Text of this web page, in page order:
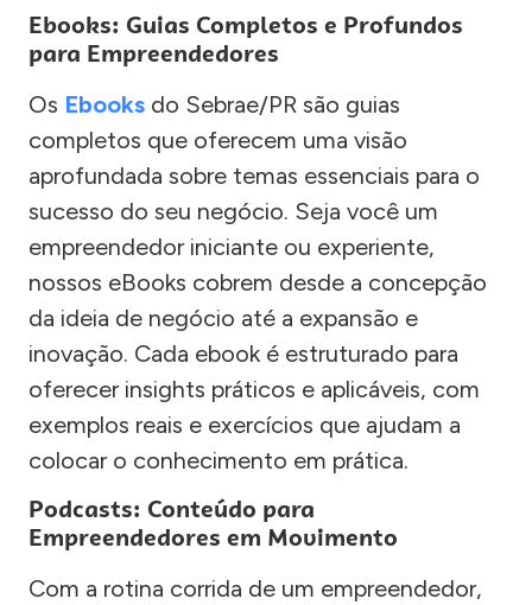
Ebooks: Guias Completos e Profundos
para Empreendedores
Os Ebooks do Sebrae/PR são guias
completos que oferecem uma visão
aprofundada sobre temas essenciais para o
sucesso do seu negócio. Seja você um
empreendedor iniciante ou experiente,
nossos eBooks cobrem desde a concepção
da ideia de negócio até a expansão e
inovação. Cada ebook é estruturado para
oferecer insights práticos e aplicáveis, com
exemplos reais e exercícios que ajudam a
colocar o conhecimento em prática.
Podcasts: Conteúdo para
Empreendedores em Movimento
Com a rotina corrida de um empreendedor,